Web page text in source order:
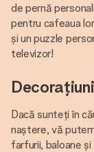
de pernă
pentru cafeaua
și un puzzle
televizor!
Decorațiuni
Dacă sunteți în
naștere, vă
farfurii, baloane